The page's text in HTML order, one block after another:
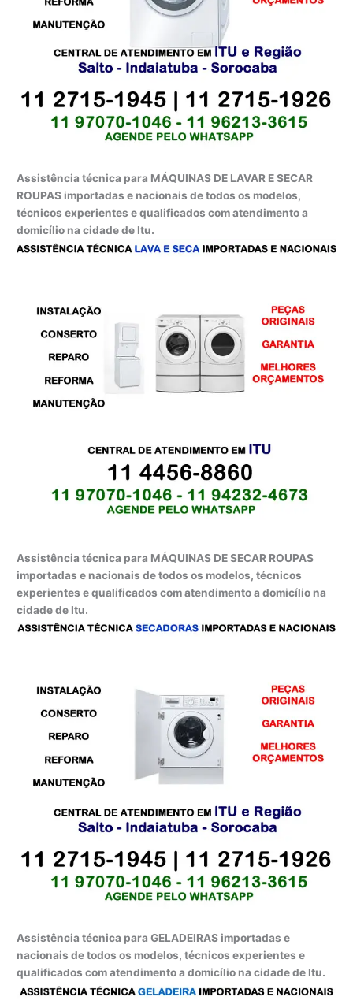
Assistência técnica para MÁQUINAS DE LAVAR E SECAR
ROUPAS importadas e nacionais de todos os modelos,
técnicos experientes e qualificados com atendimento a
domicílio na cidade de Itu.
Assistência técnica para MÁQUINAS DE SECAR ROUPAS
importadas e nacionais de todos os modelos, técnicos
experientes e qualificados com atendimento a domicílio na
cidade de Itu.
Assistência técnica para GELADEIRAS importadas e
nacionais de todos os modelos, técnicos experientes e
qualificados com atendimento a domicílio na cidade de Itu.